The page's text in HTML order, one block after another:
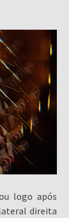
logo após
direita